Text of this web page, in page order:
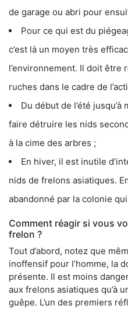
de garage ou abri pour
Pour ce qui est du
c’est là un moyen très
l’environnement. Il doit être
ruches dans le cadre de
Du début de l’été
faire détruire les nids
à la cime des arbres ;
En hiver, il est inutile
nids de frelons asiatiques.
abandonné par la colonie
Comment réagir si vous
frelon ?
Tout d’abord, notez que
inoffensif pour l’homme, la
présente. Il est moins
aux frelons asiatiques qu’à
guêpe. L’un des premiers